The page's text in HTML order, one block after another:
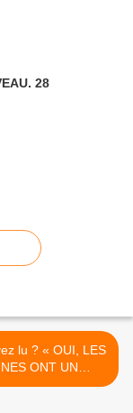
28
lu ? « OUI, LES
ONT UN
AVENIR ! » >